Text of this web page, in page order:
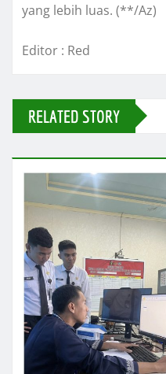
yang lebih luas. (**/Az)
Editor : Red
RELATED STORY